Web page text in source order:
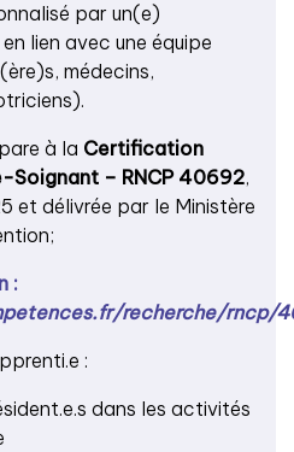
par un(e)
lien avec une équipe
médecins,
à la Certification
Soignant – RNCP 40692,
et délivrée par le Ministère
:
recherche/rncp/
:
dans les activités